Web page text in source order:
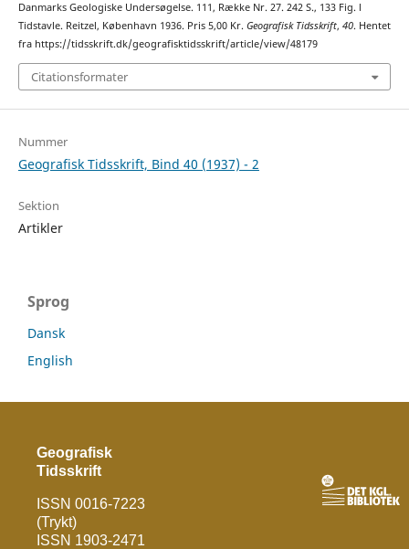
Danmarks Geologiske Undersøgelse. 111, Række Nr. 27. 242 S., 133 Fig. l
Tidstavle. Reitzel, København 1936. Pris 5,00 Kr. Geografisk Tidsskrift, 40. Hentet
fra https://tidsskrift.dk/geografisktidsskrift/article/view/48179
Citationsformater
Nummer
Geografisk Tidsskrift, Bind 40 (1937) - 2
Sektion
Artikler
Sprog
Dansk
English
Geografisk
Tidsskrift
ISSN 0016-7223
(Trykt)
ISSN 1903-2471